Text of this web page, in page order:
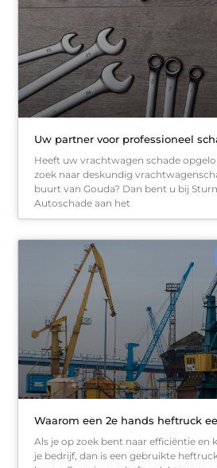
Uw partner voor professioneel
Heeft uw vrachtwagen schade
zoek naar deskundig
buurt van Gouda? Dan bent u bij
Autoschade aan het
Waarom een 2e hands heftruck
Als je op zoek bent naar efficiëntie en
je bedrijf, dan is een gebruikte